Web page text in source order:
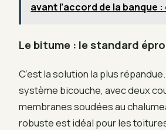
avant l’accord de la banque
Le bitume : le standard
C’est la solution la plus
système bicouche, avec deux
membranes soudées au
robuste est idéal pour les